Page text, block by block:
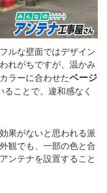
ルな壁面ではデザイン
れがちですが、温かみ
ラーに合わせたベージ
ることで、違和感なく
果がないと思われる派
観でも、一部の色と合
ンテナを設置すること